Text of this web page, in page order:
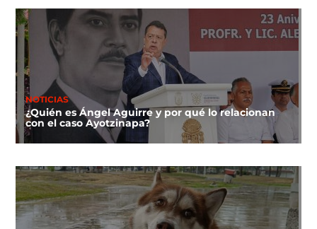
NOTICIAS
¿Quién es Ángel Aguirre y por qué lo relacionan
con el caso Ayotzinapa?